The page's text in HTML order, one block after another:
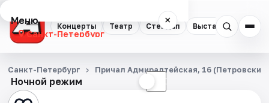
Концерты Театр Стендап Выставки
Меню ×
Санкт-Петербург
Концерты
Театр
Ночной режим ☾
Санкт-Петербург Причал Адмиралтейская, 16 (Петровский